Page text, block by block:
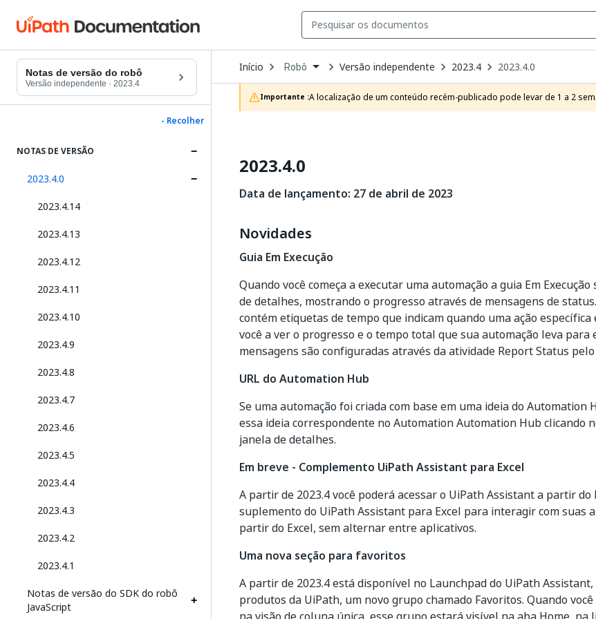
Notas de versão do robô
Versão independente · 2023.4
- Recolher
NOTAS DE VERSÃO
2023.4.0
2023.4.14
2023.4.13
2023.4.12
2023.4.11
2023.4.10
2023.4.9
2023.4.8
2023.4.7
2023.4.6
2023.4.5
2023.4.4
2023.4.3
2023.4.2
2023.4.1
Notas de versão do SDK do robô
JavaScript
Início Open
Dropdown
to
choose
product
Robô Versão independente 2023.4 2023.4.0
Importante :A localização de um conteúdo recém-publicado pode levar de 1 a 2
2023.4.0
Data de lançamento: 27 de abril de 2023
Novidades
Guia Em Execução
Quando você começa a executar uma automação a guia Em
de detalhes, mostrando o progresso através de mensagens de
contém etiquetas de tempo que indicam quando uma ação
você a ver o progresso e o tempo total que sua automação leva para
mensagens são configuradas através da atividade Report Status
URL do Automation Hub
Se uma automação foi criada com base em uma ideia do Automation
essa ideia correspondente no Automation Automation Hub clicando
janela de detalhes.
Em breve - Complemento UiPath Assistant para Excel
A partir de 2023.4 você poderá acessar o UiPath Assistant a partir do
suplemento do UiPath Assistant para Excel para interagir com suas
partir do Excel, sem alternar entre aplicativos.
Uma nova seção para favoritos
A partir de 2023.4 está disponível no Launchpad do UiPath Assistant,
produtos da UiPath, um novo grupo chamado Favoritos. Quando